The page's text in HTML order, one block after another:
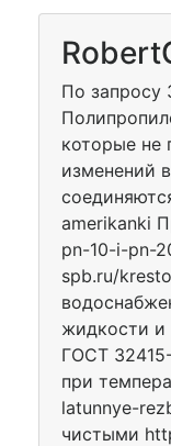
По запросу
которые не
изменений
amerikanki
pn-10-i-pn-
spb.ru/
жидкости и
ГОСТ
при
latunnye-
чистыми